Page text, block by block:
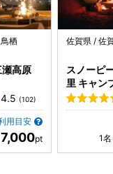
栖
高原
4.5 (102)
用目安
佐賀県 / 佐
スノーピ
里 キャン
ド＆ヴィ